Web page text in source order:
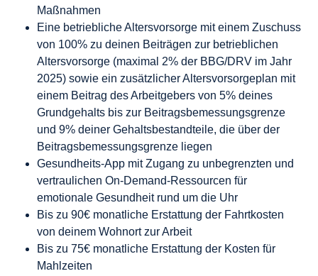
Maßnahmen
Eine betriebliche Altersvorsorge mit einem Zuschuss
von 100% zu deinen Beiträgen zur betrieblichen
Altersvorsorge (maximal 2% der BBG/DRV im Jahr
2025) sowie ein zusätzlicher Altersvorsorgeplan mit
einem Beitrag des Arbeitgebers von 5% deines
Grundgehalts bis zur Beitragsbemessungsgrenze
und 9% deiner Gehaltsbestandteile, die über der
Beitragsbemessungsgrenze liegen
Gesundheits-App mit Zugang zu unbegrenzten und
vertraulichen On-Demand-Ressourcen für
emotionale Gesundheit rund um die Uhr
Bis zu 90€ monatliche Erstattung der Fahrtkosten
von deinem Wohnort zur Arbeit
Bis zu 75€ monatliche Erstattung der Kosten für
Mahlzeiten